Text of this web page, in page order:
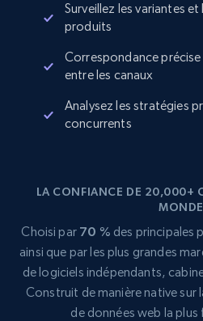
Surveillez les variantes
produits
Correspondance précise
entre les canaux
Analysez les stratégies
concurrents
LA CONFIANCE DE 20,000+
MONDE
Choisi par 70 % des principales
ainsi que par les plus grandes
de logiciels indépendants,
Construit de manière native
de données web la plus